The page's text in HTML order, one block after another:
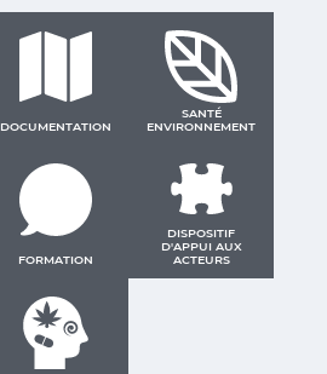
DOCUMENTATION
SANTÉ
ENVIRONNEMENT
FORMATION
DISPOSITIF
D'APPUI AUX
ACTEURS